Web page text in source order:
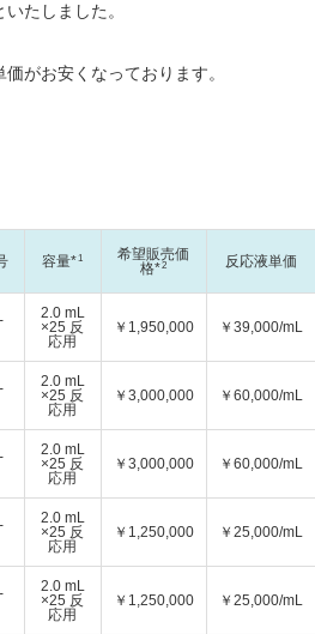
たしました。
がお安くなっております。
容量*1
希望販売価
格*2 反応液単価
2.0 mL
×25 反
応用
￥ 1,950,000 ￥ 39,000/mL
2.0 mL
×25 反
応用
￥ 3,000,000 ￥ 60,000/mL
2.0 mL
×25 反
応用
￥ 3,000,000 ￥ 60,000/mL
2.0 mL
×25 反
応用
￥ 1,250,000 ￥ 25,000/mL
2.0 mL
×25 反
応用
￥ 1,250,000 ￥ 25,000/mL